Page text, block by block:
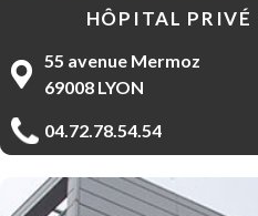
HÔPITAL PRIVÉ
55 avenue Mermoz
69008 LYON
04.72.78.54.54